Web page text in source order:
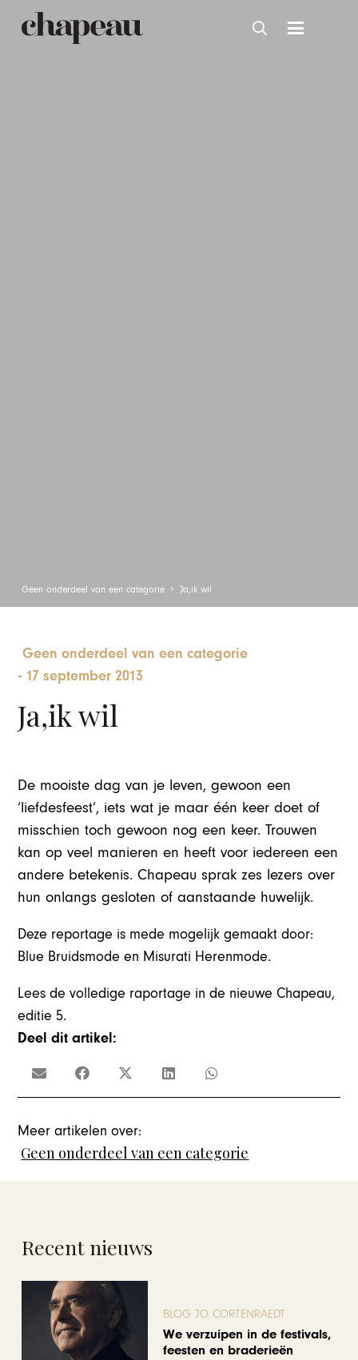
Geen onderdeel van een categorie Ja,ik wil
Geen onderdeel van een categorie
- 17 september 2013
Ja,ik wil
De mooiste dag van je leven, gewoon een
‘liefdesfeest’, iets wat je maar één keer doet of
misschien toch gewoon nog een keer. Trouwen
kan op veel manieren en heeft voor iedereen een
andere betekenis. Chapeau sprak zes lezers over
hun onlangs gesloten of aanstaande huwelijk.
Deze reportage is mede mogelijk gemaakt door:
Blue Bruidsmode en Misurati Herenmode.
Lees de volledige raportage in de nieuwe Chapeau,
editie 5.
Deel dit artikel:
Meer artikelen over:
Geen onderdeel van een categorie
Recent nieuws
BLOG JO CORTENRAEDT
We verzuipen in de festivals,
feesten en braderieën